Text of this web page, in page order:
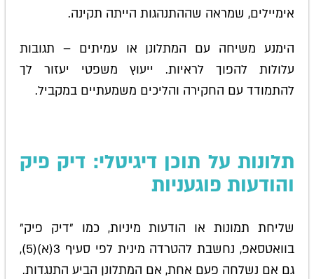
אימיילים, שמראה שההתנהגות הייתה תקינה.
הימנע משיחה עם המתלונן או עמיתים – תגובות
עלולות להפוך לראיות. ייעוץ משפטי יעזור לך
להתמודד עם החקירה והליכים משמעתיים במקביל.
תלונות על תוכן דיגיטלי: דיק פיק
והודעות פוגעניות
שליחת תמונות או הודעות מיניות, כמו "דיק פיק"
בוואטסאפ, נחשבת להטרדה מינית לפי סעיף 3(א)(5),
גם אם נשלחה פעם אחת, אם המתלונן הביע התנגדות.